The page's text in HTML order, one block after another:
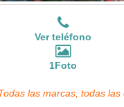
Ver teléfono
1Foto
las marcas, todas las